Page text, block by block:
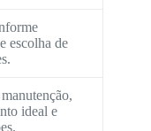
escolha de
ideal e